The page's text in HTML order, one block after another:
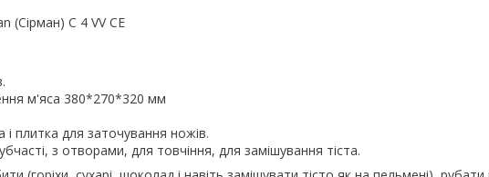
(Сірман) C 4 VV CE
м'яса 380*270*320 мм
плитка для заточування ножів.
з отворами, для товчіння, для замішування тіста.